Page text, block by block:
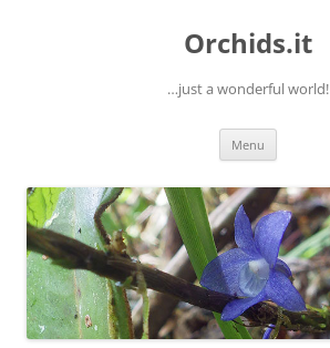
Orchids.it
…just a wonderful world!
Menu